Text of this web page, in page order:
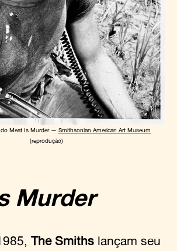
do Meat Is Murder — Smithsonian American Art Museum
(reprodução)
Murder
The Smiths lançam seu